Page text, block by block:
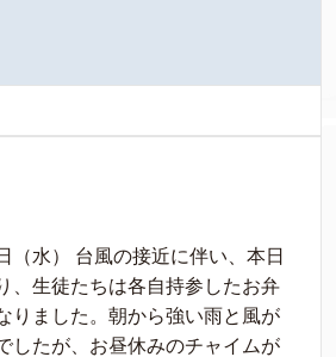
（水） 台風の接近に伴い、本日
、生徒たちは各自持参したお弁
りました。朝から強い雨と風が
したが、お昼休みのチャイムが